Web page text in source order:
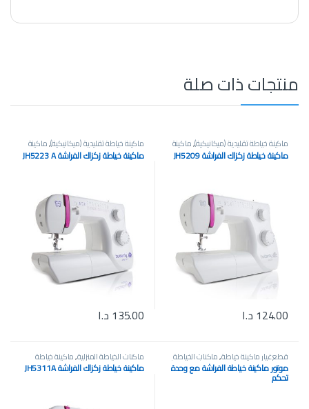
منتجات ذات صلة
ماكينة خياطة تقليدية (ميكانيكية),ماكينة
خياطة صغيرة محمولة,ماكينة خياطة
وتطريز منزلية
ماكينة خياطة زكزاك الفراشة JH5209
124.00 د.ا
ماكينة خياطة تقليدية (ميكانيكية),ماكينة
خياطة صغيرة محمولة,ماكينة خياطة
وتطريز منزلية
ماكينة خياطة زكزاك الفراشة JH5223 A
135.00 د.ا
قطع غيار ماكينة خياطة,ماكنات الخياطة
المنزلية,ماكينة خياطة تقليدية (ميكانيكية)
موتور ماكينة خياطة الفراشة مع وحدة
تحكم
ماكنات الخياطة المنزلية,ماكينة خياطة
إلكترونية,ماكينة خياطة وتطريز منزلية
ماكينة خياطة زكزاك الفراشة JH5311A